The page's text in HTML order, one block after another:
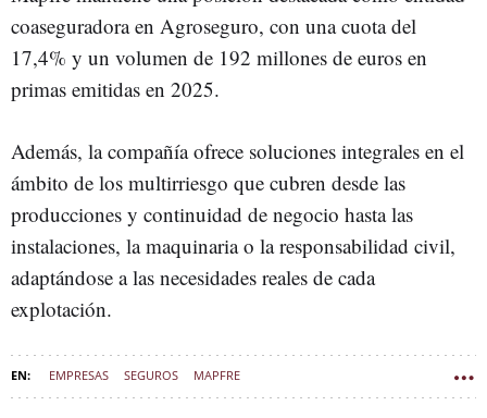
coaseguradora en Agroseguro, con una cuota del
17,4% y un volumen de 192 millones de euros en
primas emitidas en 2025.
Además, la compañía ofrece soluciones integrales en el
ámbito de los multirriesgo que cubren desde las
producciones y continuidad de negocio hasta las
instalaciones, la maquinaria o la responsabilidad civil,
adaptándose a las necesidades reales de cada
explotación.
EMPRESAS SEGUROS MAPFRE